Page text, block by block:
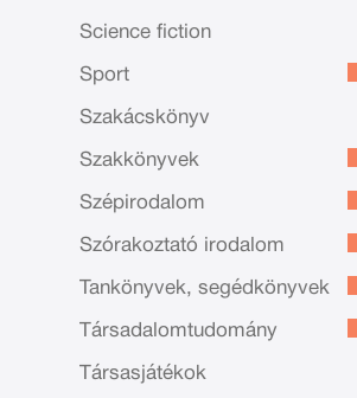
Science fiction
Sport
Szakácskönyv
Szakkönyvek
Szépirodalom
Szórakoztató irodalom
Tankönyvek, segédkönyvek
Társadalomtudomány
Társasjátékok